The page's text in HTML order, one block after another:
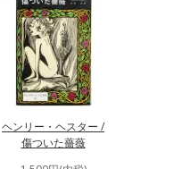
ヘンリー・ヘスター /
傷ついた薔薇